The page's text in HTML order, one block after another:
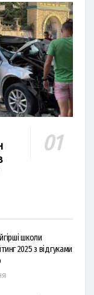
школи
2025 з відгуками